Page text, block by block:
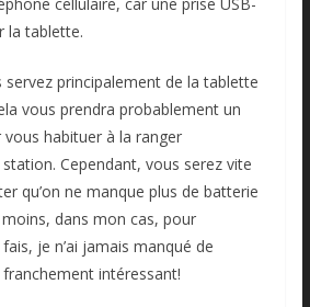
la tablette.
servez principalement de la tablette
vous prendra probablement un
habituer à la ranger
Cependant, vous serez vite
qu’on ne manque plus de batterie
dans mon cas, pour
fais, je n’ai jamais manqué de
intéressant!